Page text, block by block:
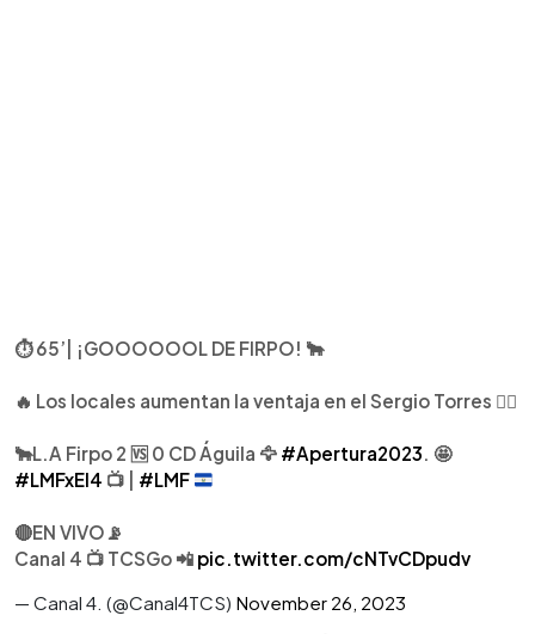
⏱ 65’| ¡GOOOOOOL DE FIRPO! 🐂
🔥 Los locales aumentan la ventaja en el Sergio Torres ☝🏻
🐂L.A Firpo 2 🆚 0 CD Águila 🦅 #Apertura2023. 🤩
#LMFxEl4 📺 | #LMF
🔴EN VIVO📡
Canal 4 📺 TCSGo 📲 pic.twitter.com/cNTvCDpudv
— Canal 4. (@Canal4TCS) November 26, 2023